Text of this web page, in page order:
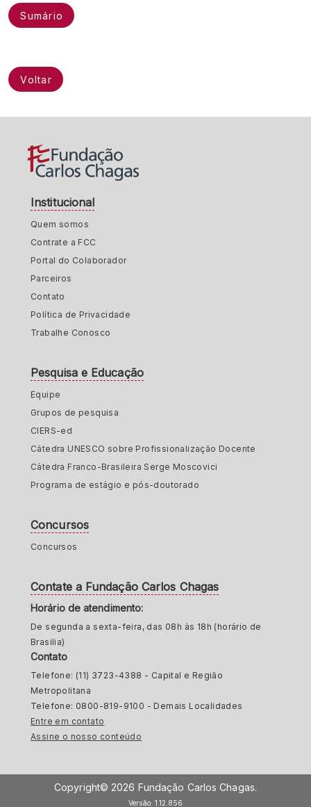
Sumário
Voltar
Institucional
Quem somos
Contrate a FCC
Portal do Colaborador
Parceiros
Contato
Política de Privacidade
Trabalhe Conosco
Pesquisa e Educação
Equipe
Grupos de pesquisa
CIERS-ed
Cátedra UNESCO sobre Profissionalização Docente
Cátedra Franco-Brasileira Serge Moscovici
Programa de estágio e pós-doutorado
Concursos
Concursos
Contate a Fundação Carlos Chagas
Horário de atendimento:
De segunda a sexta-feira, das 08h às 18h (horário de
Brasilia)
Contato
Telefone: (11) 3723-4388 - Capital e Região
Metropolitana
Telefone: 0800-819-9100 - Demais Localidades
Entre em contato
Assine o nosso conteúdo
Copyright© 2026 Fundação Carlos Chagas.
Versão: 1.12.856